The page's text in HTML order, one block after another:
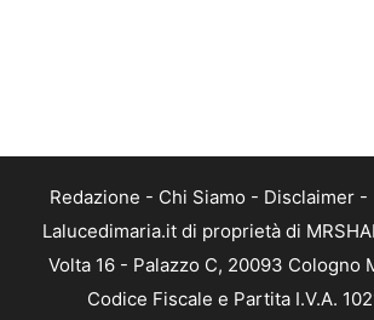
Redazione - Chi Siamo - Disclaimer -
Lalucedimaria.it di proprietà di
Volta 16 - Palazzo C, 20093 Cologno
Codice Fiscale e Partita I.V.A.